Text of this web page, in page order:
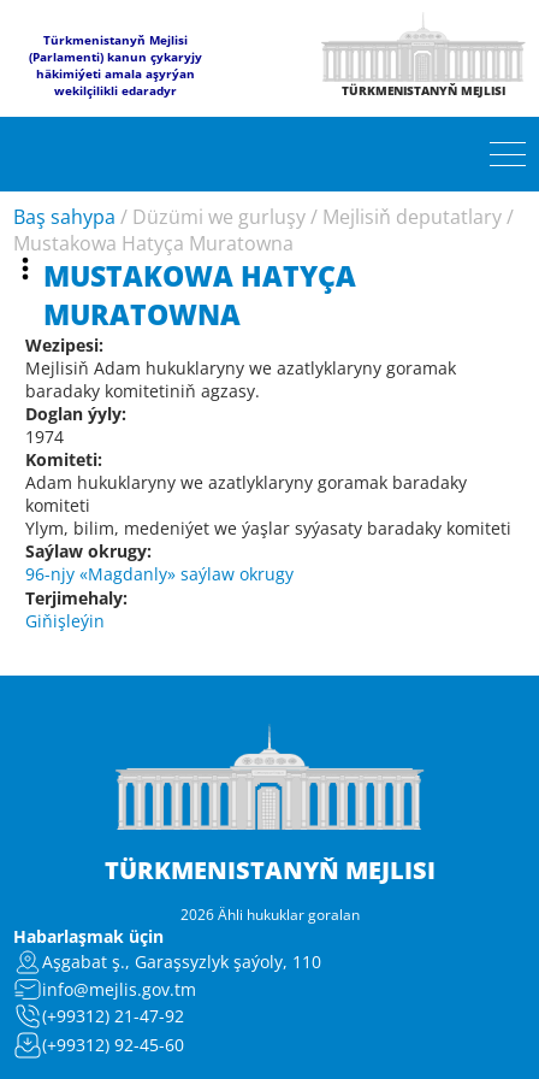
Türkmenistanyň Mejlisi
(Parlamenti) kanun çykaryjy
häkimiýeti amala aşyrýan
wekilçilikli edaradyr
TÜRKMENISTANYŇ MEJLISI
Baş sahypa / Düzümi we gurluşy/ Mejlisiň deputatlary/
Mustakowa Hatyça Muratowna
MUSTAKOWA HATYÇA
MURATOWNA
Wezipesi:
Mejlisiň Adam hukuklaryny we azatlyklaryny goramak
baradaky komitetiniň agzasy.
Doglan ýyly:
1974
Komiteti:
Adam hukuklaryny we azatlyklaryny goramak baradaky
komiteti
Ylym, bilim, medeniýet we ýaşlar syýasaty baradaky komiteti
Saýlaw okrugy:
96-njy «Magdanly» saýlaw okrugy
Terjimehaly:
Giňişleýin
TÜRKMENISTANYŇ MEJLISI
2026 Ähli hukuklar goralan
Habarlaşmak üçin
Aşgabat ş., Garaşsyzlyk şaýoly, 110
info@mejlis.gov.tm
(+99312) 21-47-92
(+99312) 92-45-60